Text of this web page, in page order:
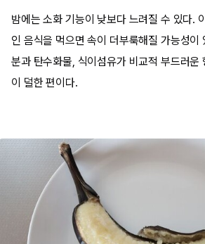
밤에는 소화 기능이 낮보다 느려질 수 있다.
인 음식을 먹으면 속이 더부룩해질 가능성이
분과 탄수화물, 식이섬유가 비교적 부드러운
이 덜한 편이다.